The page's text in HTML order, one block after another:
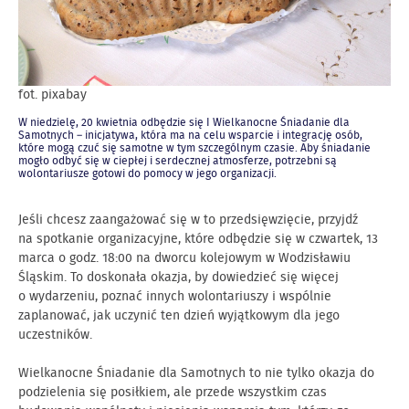
fot. pixabay
W niedzielę, 20 kwietnia odbędzie się I Wielkanocne Śniadanie dla
Samotnych – inicjatywa, która ma na celu wsparcie i integrację osób,
które mogą czuć się samotne w tym szczególnym czasie. Aby śniadanie
mogło odbyć się w ciepłej i serdecznej atmosferze, potrzebni są
wolontariusze gotowi do pomocy w jego organizacji.
Jeśli chcesz zaangażować się w to przedsięwzięcie, przyjdź
na spotkanie organizacyjne, które odbędzie się w czwartek, 13
marca o godz. 18:00 na dworcu kolejowym w Wodzisławiu
Śląskim. To doskonała okazja, by dowiedzieć się więcej
o wydarzeniu, poznać innych wolontariuszy i wspólnie
zaplanować, jak uczynić ten dzień wyjątkowym dla jego
uczestników.
Wielkanocne Śniadanie dla Samotnych to nie tylko okazja do
podzielenia się posiłkiem, ale przede wszystkim czas